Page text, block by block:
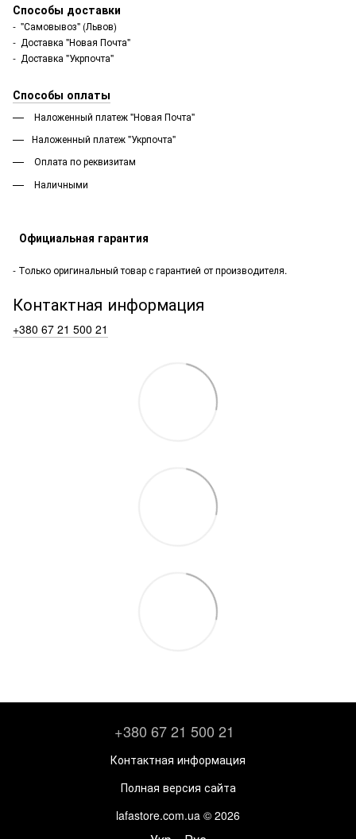
Способы доставки
- "Самовывоз" (Львов)
- Доставка "Новая Почта"
- Доставка "Укрпочта"
Способы оплаты
Наложенный платеж "Новая Почта"
Наложенный платеж "Укрпочта"
Оплата по реквизитам
Наличными
Официальная гарантия
- Только оригинальный товар с гарантией от производителя.
Контактная информация
+380 67 21 500 21
+380 67 21 500 21
Контактная информация
Полная версия сайта
lafastore.com.ua © 2026